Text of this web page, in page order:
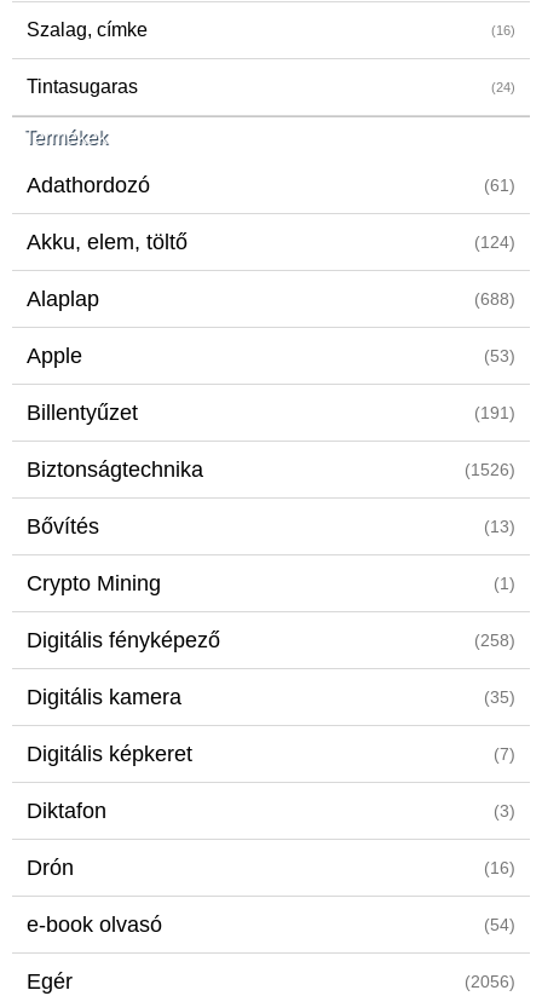
Szalag, címke (16)
Tintasugaras (24)
Termékek
Adathordozó (61)
Akku, elem, töltő (124)
Alaplap (688)
Apple (53)
Billentyűzet (191)
Biztonságtechnika (1526)
Bővítés (13)
Crypto Mining (1)
Digitális fényképező (258)
Digitális kamera (35)
Digitális képkeret (7)
Diktafon (3)
Drón (16)
e-book olvasó (54)
Egér (2056)